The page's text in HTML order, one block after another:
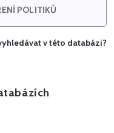
POLITIKŮ
v této databázi?